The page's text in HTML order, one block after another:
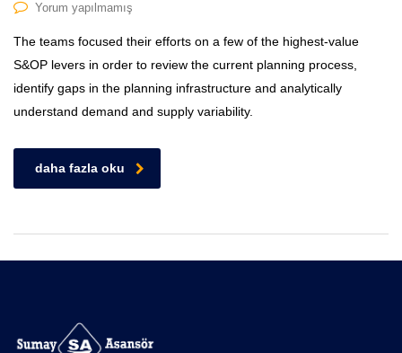
Yorum yapılmamış
The teams focused their efforts on a few of the highest-value
S&OP levers in order to review the current planning process,
identify gaps in the planning infrastructure and analytically
understand demand and supply variability.
daha fazla oku